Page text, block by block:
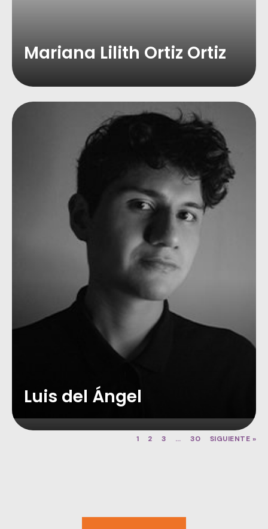
Mariana Lilith Ortiz Ortiz
Luis del Ángel
1 2 3 … 30 SIGUIENTE »